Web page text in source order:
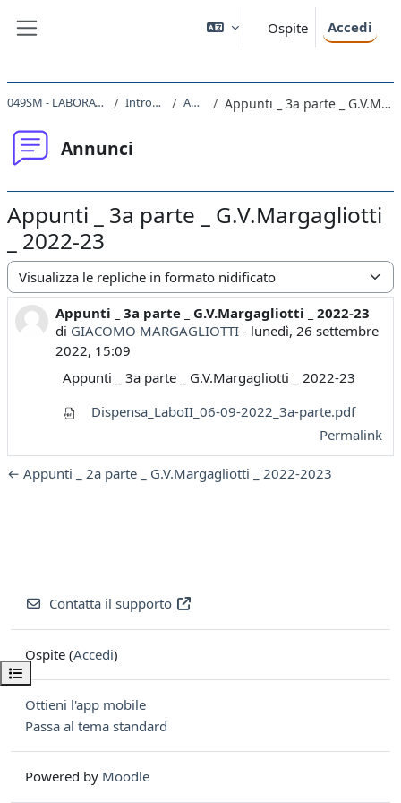
Ospite Accedi
Apri indice del corso
049SM - LABORATORIO II 2022 Introduzione Annunci Appunti _ 3a parte _ G.V.Margagliotti _ 2022-23
Annunci
Appunti _ 3a parte _ G.V.Margagliotti
_ 2022-23
Modalità visualizzazione
Appunti _ 3a parte _ G.V.Margagliotti _ 2022-23
di GIACOMO MARGAGLIOTTI- lunedì, 26 settembre
2022, 15:09
Numero di risposte: 0
Appunti _ 3a parte _ G.V.Margagliotti _ 2022-23
Dispensa_LaboII_06-09-2022_3a-parte.pdf
Permalink
← Appunti _ 2a parte _ G.V.Margagliotti _ 2022-2023
Contatta il supporto
Ospite (Accedi)
Ottieni l'app mobile
Passa al tema standard
Powered by Moodle